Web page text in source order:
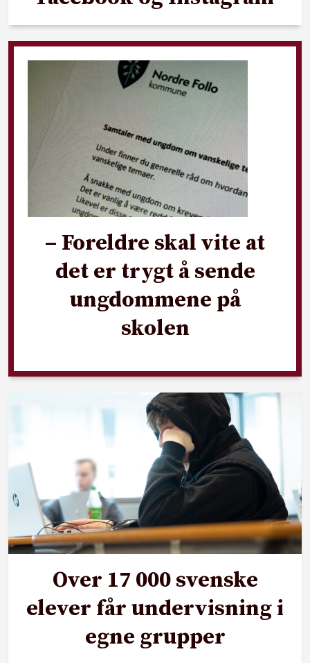
– Foreldre skal vite at
det er trygt å sende
ungdommene på
skolen
Over 17 000 svenske
elever får undervisning i
egne grupper